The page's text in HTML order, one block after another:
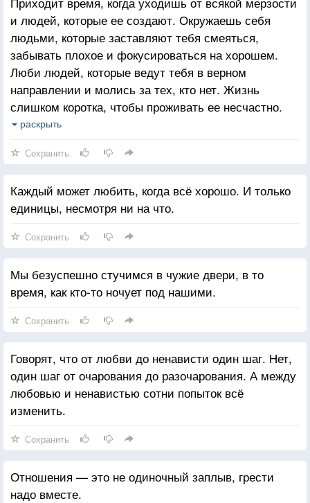
и людей, которые ее создают. Окружаешь себя
людьми, которые заставляют тебя смеяться,
забывать плохое и фокусироваться на хорошем.
Люби людей, которые ведут тебя в верном
направлении и молись за тех, кто нет. Жизнь
слишком коротка, чтобы проживать ее несчастно.
Падение - это часть жизни, но восстание - сама
раскрыть
Сохранить
Каждый может любить, когда всё хорошо. И только
единицы, несмотря ни на что.
Сохранить
Мы безуспешно стучимся в чужие двери, в то
время, как кто-то ночует под нашими.
Сохранить
Говорят, что от любви до ненависти один шаг. Нет,
один шаг от очарования до разочарования. А между
любовью и ненавистью сотни попыток всё
изменить.
Сохранить
Отношения — это не одиночный заплыв, грести
надо вместе.